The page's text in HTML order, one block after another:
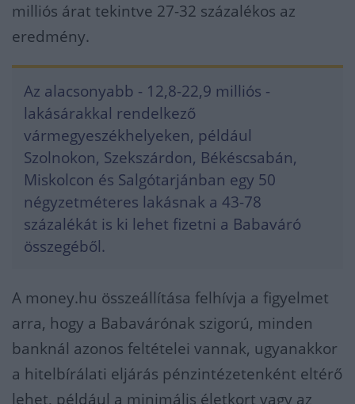
milliós árat tekintve 27-32 százalékos az
eredmény.
Az alacsonyabb - 12,8-22,9 milliós -
lakásárakkal rendelkező
vármegyeszékhelyeken, például
Szolnokon, Szekszárdon, Békéscsabán,
Miskolcon és Salgótarjánban egy 50
négyzetméteres lakásnak a 43-78
százalékát is ki lehet fizetni a Babaváró
összegéből.
A money.hu összeállítása felhívja a figyelmet
arra, hogy a Babavárónak szigorú, minden
banknál azonos feltételei vannak, ugyanakkor
a hitelbírálati eljárás pénzintézetenként eltérő
lehet, például a minimális életkort vagy az